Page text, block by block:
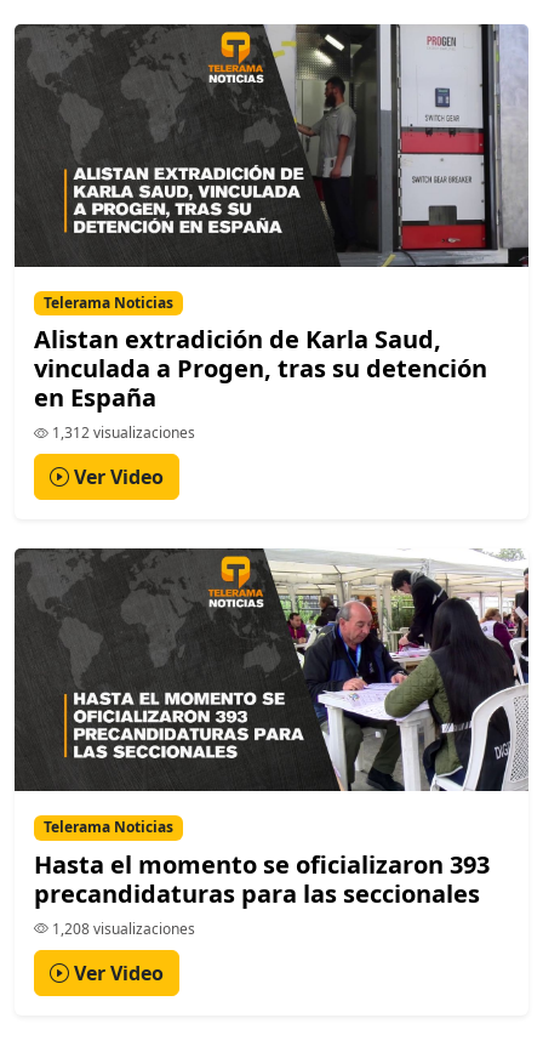
Telerama Noticias
Alistan extradición de Karla Saud,
vinculada a Progen, tras su detención
en España
1,312 visualizaciones
Ver Video
Telerama Noticias
Hasta el momento se oficializaron 393
precandidaturas para las seccionales
1,208 visualizaciones
Ver Video